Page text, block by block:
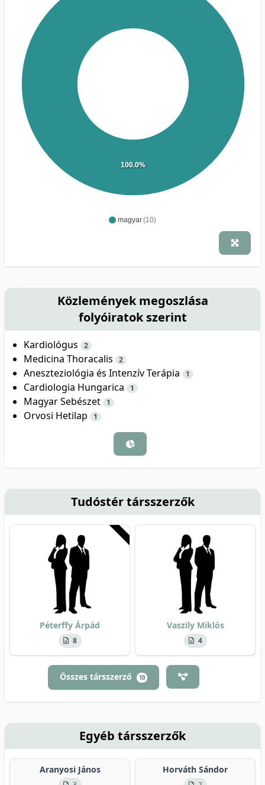
magyar(10)
100.0%
Közlemények megoszlása
folyóiratok szerint
Kardiológus 2
Medicina Thoracalis 2
Aneszteziológia és Intenzív Terápia 1
Cardiologia Hungarica 1
Magyar Sebészet 1
Orvosi Hetilap 1
Tudóstér társszerzők
Péterffy Árpád
8
Vaszily Miklós
4
Összes társszerző 10
Egyéb társszerzők
Aranyosi János Horváth Sándor